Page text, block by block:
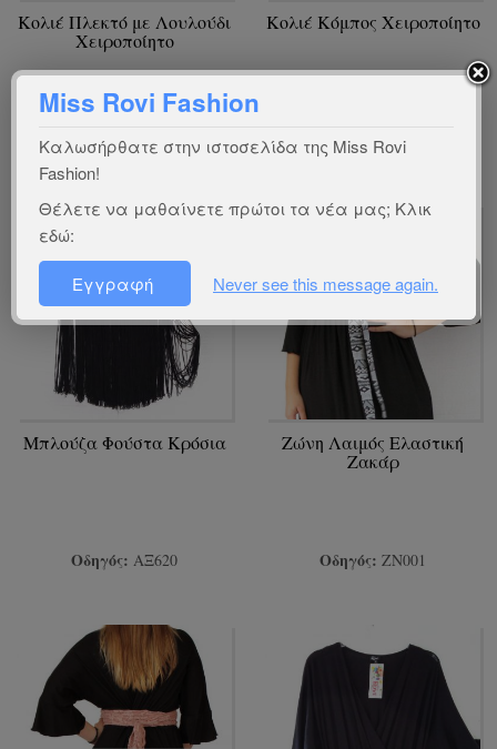
Κολιέ Πλεκτό με Λουλούδι
Χειροποίητο
Οδηγός: ΑΞ044
Κολιέ Κόμπος Χειροποίητο
Οδηγός:ΑΞ043
Sold Out!
Μπλούζα Φούστα Κρόσια
Οδηγός: ΑΞ620
Ζώνη Λαιμός Ελαστική
Ζακάρ
Οδηγός: ΖΝ001
Miss Rovi Fashion
Καλωσήρθατε στην ιστοσελίδα της Miss Rovi
Fashion!
Θέλετε να μαθαίνετε πρώτοι τα νέα μας; Κλικ
εδώ:
Εγγραφή Never see this message again.